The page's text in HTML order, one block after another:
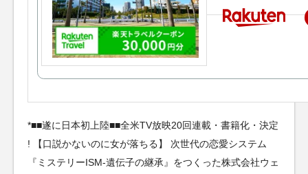
*■■遂に日本初上陸■■全米TV放映20回連載・書籍化・決定
! 【口説かないのに女が落ちる】 次世代の恋愛システム
『ミステリーISM-遺伝子の継承』をつくった株式会社ウェ